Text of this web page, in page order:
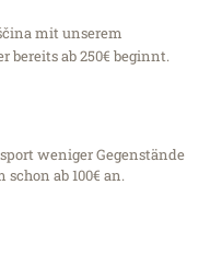
mit unserem
bereits ab 250€ beginnt.
weniger Gegenstände
ab 100€ an.